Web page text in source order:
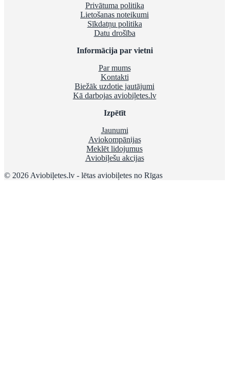
Privātuma politika
Lietošanas noteikumi
Sīkdatņu politika
Datu drošība
Informācija par vietni
Par mums
Kontakti
Biežāk uzdotie jautājumi
Kā darbojas aviobiļetes.lv
Izpētīt
Jaunumi
Aviokompānijas
Meklēt lidojumus
Aviobiļešu akcijas
© 2026 Aviobiļetes.lv - lētas aviobiļetes no Rīgas